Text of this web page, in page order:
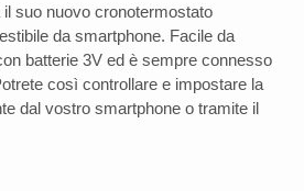
suo nuovo cronotermostato
da smartphone. Facile da
3V ed è sempre connesso
così controllare e impostare la
vostro smartphone o tramite il